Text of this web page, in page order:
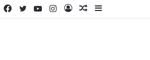
Sidebar
Artikel
Log
Instagram
YouTube
Twitter
Facebook